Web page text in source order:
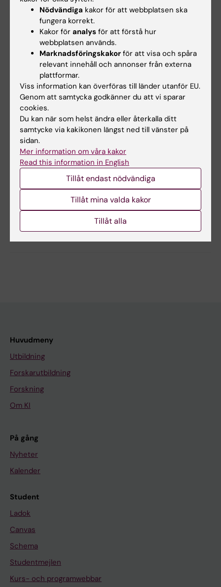
sötade drycker påverkar insulinkänsligheten
negativt.
Läs hela artikeln här:Genotypes of HLA,
TCF7L2, and FTO as potential modifiers of the
association between sweetened beverage
consumption and risk of LADA and type 2
diabetes
Hade du nytta av informationen på denna sida?
Yes
No
Redaktör:Emmy Keysendal
2025-10-16
Dela
Huvudmeny
Utbildning
Forskarutbildning
Forskning
Om KI
På gång
Nyheter
Kalender
Student
Ladok
Canvas
Schema
Studentmejlen
Kurs- och programwebbar
Nödvändiga kakor för att webbplatsen ska
fungera korrekt.
Kakor för analys för att förstå hur
webbplatsen används.
Marknadsföringskakor för att visa och spåra
relevant innehåll och annonser från externa
plattformar.
Viss information kan överföras till länder utanför EU.
Genom att samtycka godkänner du att vi sparar
cookies.
Du kan när som helst ändra eller återkalla ditt
samtycke via kakikonen längst ned till vänster på
sidan.
Mer information om våra kakor
Read this information in English
Tillåt endast nödvändiga
Tillåt mina valda kakor
Tillåt alla